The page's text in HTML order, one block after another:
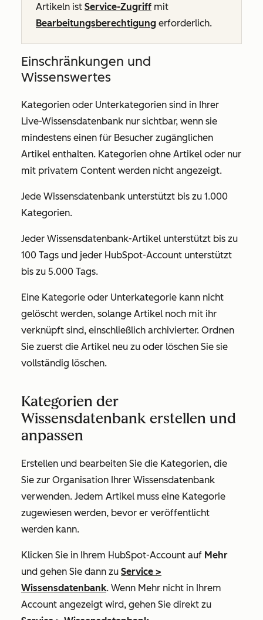
Artikeln ist Service-Zugriff mit
Bearbeitungsberechtigung erforderlich.
Einschränkungen und
Wissenswertes
Kategorien oder Unterkategorien sind in Ihrer
Live-Wissensdatenbank nur sichtbar, wenn sie
mindestens einen für Besucher zugänglichen
Artikel enthalten. Kategorien ohne Artikel oder nur
mit privatem Content werden nicht angezeigt.
Jede Wissensdatenbank unterstützt bis zu 1.000
Kategorien.
Jeder Wissensdatenbank-Artikel unterstützt bis zu
100 Tags und jeder HubSpot-Account unterstützt
bis zu 5.000 Tags.
Eine Kategorie oder Unterkategorie kann nicht
gelöscht werden, solange Artikel noch mit ihr
verknüpft sind, einschließlich archivierter. Ordnen
Sie zuerst die Artikel neu zu oder löschen Sie sie
vollständig löschen.
Kategorien der
Wissensdatenbank erstellen und
anpassen
Erstellen und bearbeiten Sie die Kategorien, die
Sie zur Organisation Ihrer Wissensdatenbank
verwenden. Jedem Artikel muss eine Kategorie
zugewiesen werden, bevor er veröffentlicht
werden kann.
Klicken Sie in Ihrem HubSpot-Account auf Mehr
und gehen Sie dann zu Service >
Wissensdatenbank. Wenn Mehr nicht in Ihrem
Account angezeigt wird, gehen Sie direkt zu